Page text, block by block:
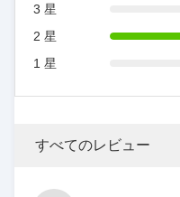
3 星
2 星
1 星
すべてのレビュー